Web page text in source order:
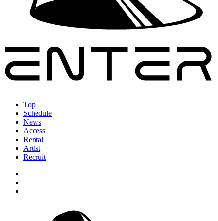
Top
Schedule
News
Access
Rental
Artist
Recruit